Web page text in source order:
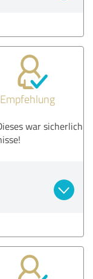
Empfehlung
war sicherlich